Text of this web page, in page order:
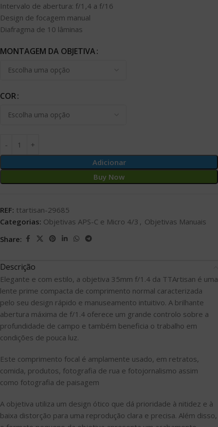
Intervalo de abertura: f/1,4 a f/16
Design de focagem manual
Diafragma de 10 lâminas
MONTAGEM DA OBJETIVA
COR
Adicionar
Buy Now
REF: ttartisan-29685
Categorias: Objetivas APS-C e Micro 4/3 , Objetivas Manuais
Share:
Descrição
Elegante e com estilo, a objetiva 35mm f/1.4 da TTArtisan é uma
lente prime compacta de comprimento normal caracterizada
pelo seu design rápido e manuseamento intuitivo. A brilhante
abertura máxima de f/1.4 oferece um grande controlo sobre a
profundidade de campo e também beneficia o trabalho em
condições de pouca luz.
Este comprimento focal é amplamente usado, em retratos,
comida, produtos, fotografia de rua e fotojornalismo assim
como fotografia de paisagem
A objetiva utiliza um design ótico que dá prioridade à nitidez e à
baixa distorção para uma reprodução clara e precisa. Além disso,